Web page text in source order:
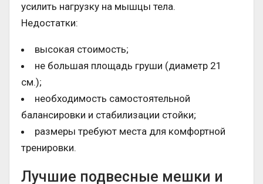
усилить нагрузку на мышцы тела.
Недостатки:
высокая стоимость;
не большая площадь груши (диаметр 21
см.);
необходимость самостоятельной
балансировки и стабилизации стойки;
размеры требуют места для комфортной
тренировки.
Лучшие подвесные мешки и